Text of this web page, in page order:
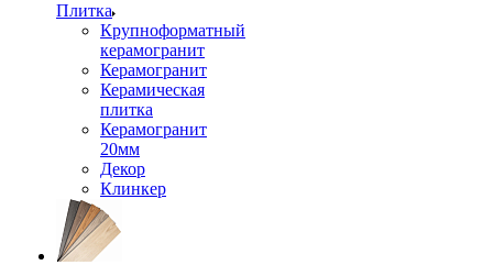
Плитка
Крупноформатный
керамогранит
Керамогранит
Керамическая
плитка
Керамогранит
20мм
Декор
Клинкер